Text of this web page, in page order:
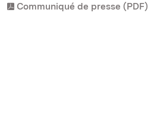
Communiqué de presse (PDF)